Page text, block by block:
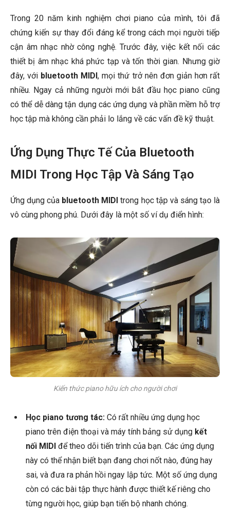
Trong 20 năm kinh nghiệm chơi piano của mình, tôi đã
chứng kiến sự thay đổi đáng kể trong cách mọi người tiếp
cận âm nhạc nhờ công nghệ. Trước đây, việc kết nối các
thiết bị âm nhạc khá phức tạp và tốn thời gian. Nhưng giờ
đây, với bluetooth MIDI, mọi thứ trở nên đơn giản hơn rất
nhiều. Ngay cả những người mới bắt đầu học piano cũng
có thể dễ dàng tận dụng các ứng dụng và phần mềm hỗ trợ
học tập mà không cần phải lo lắng về các vấn đề kỹ thuật.
Ứng Dụng Thực Tế Của Bluetooth
MIDI Trong Học Tập Và Sáng Tạo
Ứng dụng của bluetooth MIDI trong học tập và sáng tạo là
vô cùng phong phú. Dưới đây là một số ví dụ điển hình:
Kiến thức piano hữu ích cho người chơi
Học piano tương tác: Có rất nhiều ứng dụng học
piano trên điện thoại và máy tính bảng sử dụng kết
nối MIDI để theo dõi tiến trình của bạn. Các ứng dụng
này có thể nhận biết bạn đang chơi nốt nào, đúng hay
sai, và đưa ra phản hồi ngay lập tức. Một số ứng dụng
còn có các bài tập thực hành được thiết kế riêng cho
từng người học, giúp bạn tiến bộ nhanh chóng.